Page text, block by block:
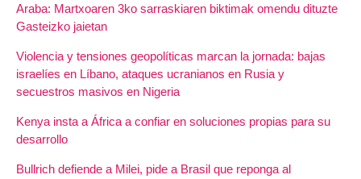
Araba: Martxoaren 3ko sarraskiaren biktimak omendu dituzte
Gasteizko jaietan
Violencia y tensiones geopolíticas marcan la jornada: bajas
israelíes en Líbano, ataques ucranianos en Rusia y
secuestros masivos en Nigeria
Kenya insta a África a confiar en soluciones propias para su
desarrollo
Bullrich defiende a Milei, pide a Brasil que reponga al